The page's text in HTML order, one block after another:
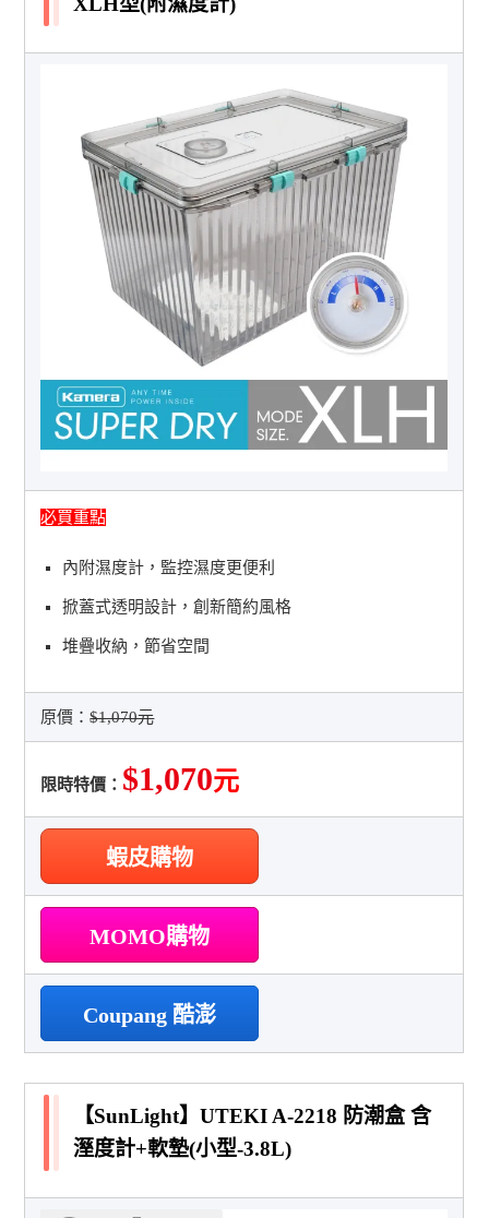
必買重點
內附濕度計，監控濕度更便利
掀蓋式透明設計，創新簡約風格
堆疊收納，節省空間
原價：$1,070元
限時特價： $1,070元
蝦皮購物
MOMO購物
Coupang 酷澎
【SunLight】UTEKI A-2218 防潮盒 含
溼度計+軟墊(小型-3.8L)